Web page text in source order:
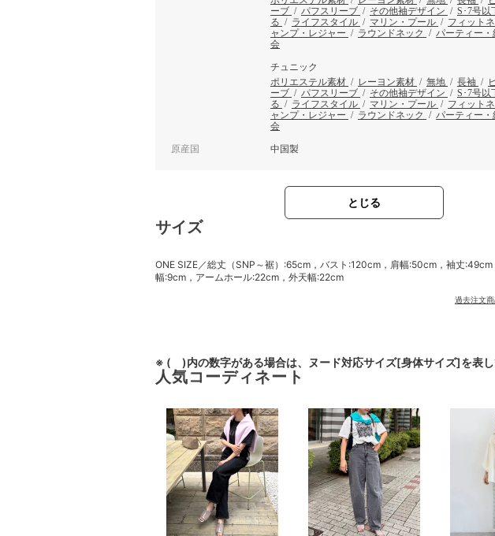
ーブ / パフスリーブ / その他袖デザイン / S･7号以
る / ライフスタイル / マリン・プール / フィット
ャンプ・レジャー / ラウンドネック / パーティー
会
チュニック
ポリエステル素材 / レーヨン素材 / 無地 / 長袖 /
ーブ / パフスリーブ / その他袖デザイン / S･7号以
る / ライフスタイル / マリン・プール / フィット
ャンプ・レジャー / ラウンドネック / パーティー
会
原産国 中国製
とじる
サイズ
ONE SIZE／総丈（SNP～裾）:65cm，バスト:120cm，肩幅:50cm，袖丈:49cm
幅:9cm，アームホール:22cm，外天幅:22cm
過去注文
※ ( )内の数字がある場合は、ヌード対応サイズ[身体サイズ]を表し
人気コーディネート